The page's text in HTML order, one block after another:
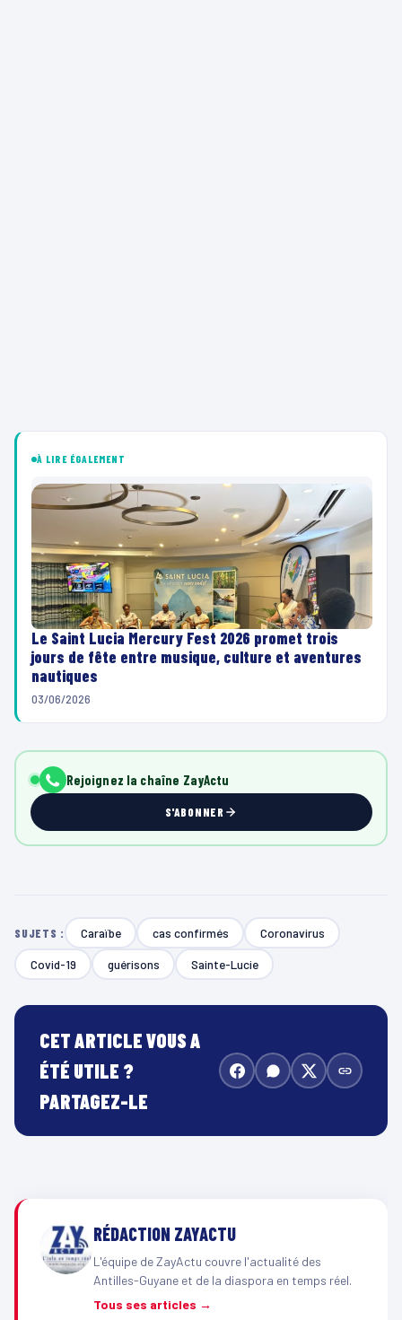
À LIRE ÉGALEMENT
Le Saint Lucia Mercury Fest 2026 promet trois
jours de fête entre musique, culture et aventures
nautiques
03/06/2026
Rejoignez la chaîne ZayActu
S'ABONNER
SUJETS : Caraïbe cas confirmés Coronavirus
Covid-19 guérisons Sainte-Lucie
CET ARTICLE VOUS A
ÉTÉ UTILE ?
PARTAGEZ-LE
RÉDACTION ZAYACTU
L'équipe de ZayActu couvre l'actualité des
Antilles-Guyane et de la diaspora en temps réel.
Tous ses articles →